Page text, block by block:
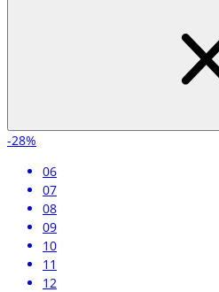
-28%
06
07
08
09
10
11
12